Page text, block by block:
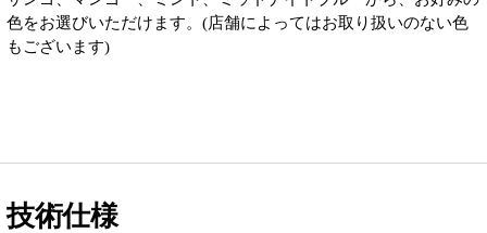
色をお選びいただけます。(店舗によってはお取り扱いのない色
もございます)
技術仕様